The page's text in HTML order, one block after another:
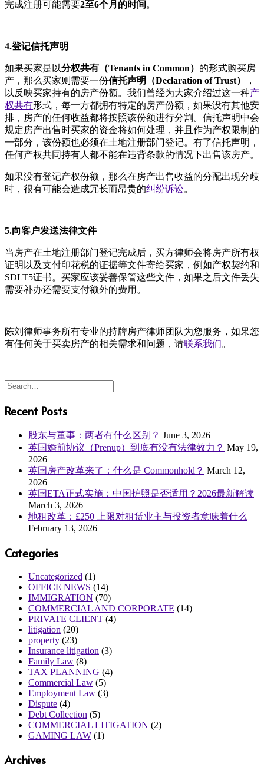
完成注册可能需要2至6个月 的时间 。
4.登记信托声明
如果买家是以分权共有（Tenants in Common） 的形式购买房
产，那么买家则需要一份信托声明（Declaration of Trust）
，
以反映买家持有的房产份额。我们曾经为大家介绍过这一种产
权共有形式，每一方都拥有特定的房产份额，如果没有其他安
排，房产的任何收益都将按照该份额进行分割。信托声明中会
规定房产出售时买家的资金将如何处理，并且作为产权限制的
一部分，该份额也必须在土地注册部门登记。有了信托声明，
任何产权共同持有人都不能在违背条款的情况下出售该房产。
如果没有登记产权份额，那么在房产出售收益的分配出现分歧
时，很有可能会造成冗长而昂贵的纠纷诉讼。
5.向客户发送法律文件
当房产在土地注册部门登记完成后，买方律师会将房产所有权
证明以及支付印花税的证据等文件寄给买家，例如产权契约和
SDLT5证书。买家应该妥善保管这些文件，如果之后文件丢失
需要补办还需要支付额外的费用。
陈刘律师事务所有专业的持牌房产律师团队为您服务，如果您
有任何关于买卖房产的相关需求和问题，请联系我们。
Recent Posts
股东与董事：两者有什么区别？ June 3, 2026
英国婚前协议（Prenup）到底有没有法律效力？ May 19,
2026
英国房产改革来了：什么是 Commonhold？ March 12,
2026
英国ETA正式实施：中国护照是否适用？2026最新解读
March 3, 2026
地租改革：£250 上限对租赁业主与投资者意味着什么
February 13, 2026
Categories
Uncategorized (1)
OFFICE NEWS (14)
IMMIGRATION (70)
COMMERCIAL AND CORPORATE (14)
PRIVATE CLIENT (4)
litigation (20)
property (23)
Insurance litigation (3)
Family Law (8)
TAX PLANNING (4)
Commercial Law (5)
Employment Law (3)
Dispute (4)
Debt Collection (5)
COMMERCIAL LITIGATION (2)
GAMING LAW (1)
Archives